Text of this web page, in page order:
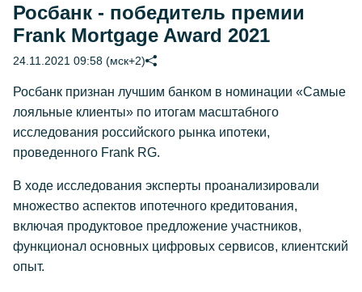
Росбанк - победитель премии
Frank Mortgage Award 2021
24.11.2021 09:58 (мск+2)
Росбанк признан лучшим банком в номинации «Самые
лояльные клиенты» по итогам масштабного
исследования российского рынка ипотеки,
проведенного Frank RG.
В ходе исследования эксперты проанализировали
множество аспектов ипотечного кредитования,
включая продуктовое предложение участников,
функционал основных цифровых сервисов, клиентский
опыт.